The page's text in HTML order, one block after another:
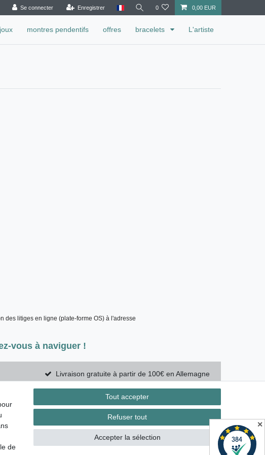
Se connecter Enregistrer 0 0,00 EUR
montres pendentifs offres bracelets L'artiste
des litiges en ligne (plate-forme OS) à l'adresse
vous à naviguer !
Livraison gratuite à partir de 100€ en Allemagne
Contact
de
Tout accepter
Refuser tout
Accepter la sélection
✕